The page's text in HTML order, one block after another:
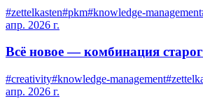
#zettelkasten#pkm#knowledge-management
апр. 2026 г.
Всё новое — комбинация
#creativity#knowledge-management#
апр. 2026 г.